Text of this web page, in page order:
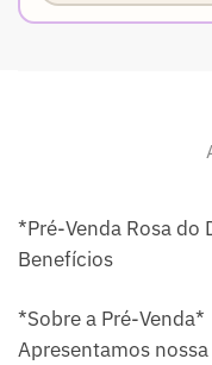
*Pré-Venda Rosa do
Benefícios
*Sobre a Pré-Venda*
Apresentamos